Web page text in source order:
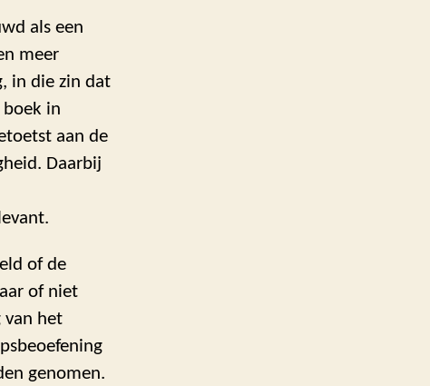
als een
meer
in die zin dat
in
aan de
Daarbij
of de
of niet
van het
genomen.